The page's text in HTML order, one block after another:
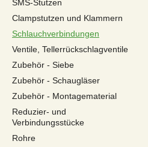
SMS-Stutzen
Clampstutzen und Klammern
Schlauchverbindungen
Ventile, Tellerrückschlagventile
Zubehör - Siebe
Zubehör - Schaugläser
Zubehör - Montagematerial
Reduzier- und
Verbindungsstücke
Rohre